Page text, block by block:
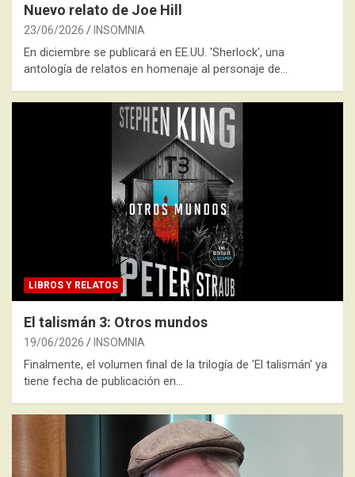
Nuevo relato de Joe Hill
23/06/2026 INSOMNIA
En diciembre se publicará en EE.UU. 'Sherlock', una
antología de relatos en homenaje al personaje de…
LIBROS Y RELATOS
El talismán 3: Otros mundos
19/06/2026 INSOMNIA
Finalmente, el volumen final de la trilogía de 'El talismán' ya
tiene fecha de publicación en…